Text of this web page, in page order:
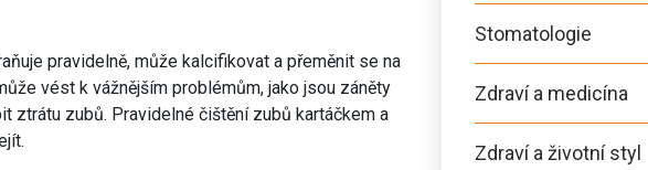
pravidelně, může kalcifikovat a přeměnit se na
vést k vážnějším problémům, jako jsou záněty
ztrátu zubů. Pravidelné čištění zubů kartáčkem a
Stomatologie
Zdraví a medicína
Zdraví a životní styl